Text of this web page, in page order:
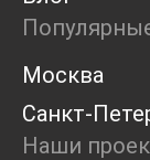
Open call
Дискуссия
Blazar
Встречи
Москва
Санкт-
Наши